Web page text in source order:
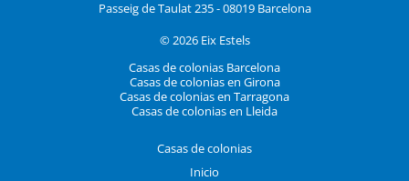
Passeig de Taulat 235 - 08019 Barcelona
© 2026 Eix Estels
Casas de colonias Barcelona
Casas de colonias en Girona
Casas de colonias en Tarragona
Casas de colonias en Lleida
Casas de colonias
Inicio